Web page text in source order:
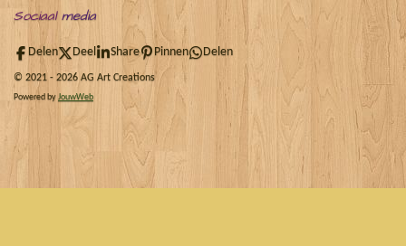
Sociaalmedia
Delen Deel Share Pinnen Delen
© 2021 - 2026 AG Art Creations
Powered byJouwWeb